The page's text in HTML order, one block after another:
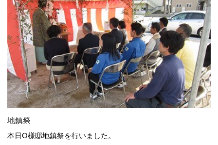
地鎮祭
本日O様邸地鎮祭を行いました。